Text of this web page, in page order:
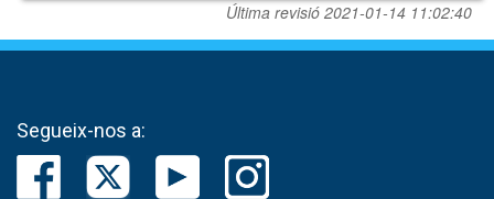
Última revisió 2021-01-14 11:02:40
Segueix-nos a: